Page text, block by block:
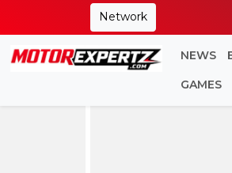
Network
NEWS
GAMES